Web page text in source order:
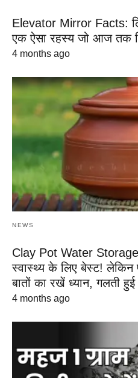
Elevator Mirror Facts:
एक ऐसा रहस्य जो आज तक
4 months ago
NEWS
Clay Pot Water
स्वास्थ्य के लिए बेस्ट! लेकिन
बातों का रखें ध्यान, गलती
4 months ago